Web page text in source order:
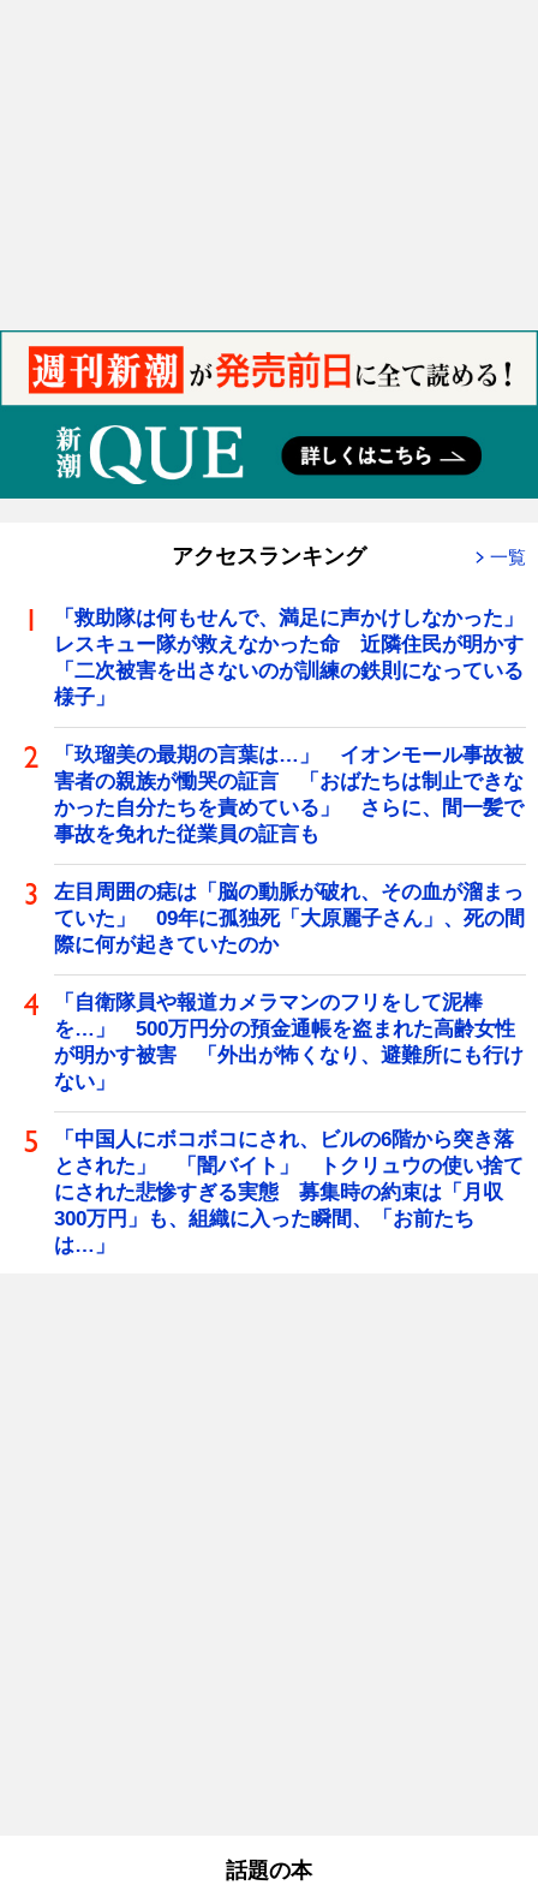
アクセスランキング 一覧
「救助隊は何もせんで、満足に声かけしなかった」
レスキュー隊が救えなかった命 近隣住民が明かす
「二次被害を出さないのが訓練の鉄則になっている
様子」
「玖瑠美の最期の言葉は…」 イオンモール事故被
害者の親族が慟哭の証言 「おばたちは制止できな
かった自分たちを責めている」 さらに、間一髪で
事故を免れた従業員の証言も
左目周囲の痣は「脳の動脈が破れ、その血が溜まっ
ていた」 09年に孤独死「大原麗子さん」、死の間
際に何が起きていたのか
「自衛隊員や報道カメラマンのフリをして泥棒
を…」 500万円分の預金通帳を盗まれた高齢女性
が明かす被害 「外出が怖くなり、避難所にも行け
ない」
「中国人にボコボコにされ、ビルの6階から突き落
とされた」 「闇バイト」 トクリュウの使い捨て
にされた悲惨すぎる実態 募集時の約束は「月収
300万円」も、組織に入った瞬間、「お前たち
は…」
話題の本